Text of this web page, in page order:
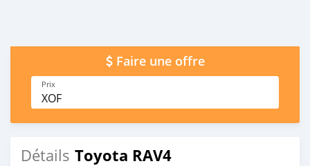
Faire une offre
Prix
XOF
Détails Toyota RAV4